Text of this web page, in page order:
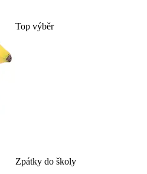
Top výběr
Zpátky do školy